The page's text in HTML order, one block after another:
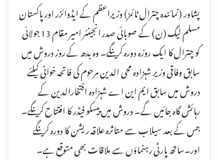
پشاور (نمائندہ چترال ٹائمز) وزیراعظم کے ایڈوائزر اور پاکستان
مسلم لیگ (ن) کے صوبائی صدر انجینئر امیر مقام 13 جولائی
کو چترال کا ایک روزہ دورہ کرینگے۔ وہ بدھ کے روز دروش میں
سابق وفاقی وزیر شہزادہ محی الدین مرحوم کی فاتحہ خوانی کیلئے
دروش میں سابق ایم این اے شہزادہ افتخارالدین کے
رہائش گاہ جائیں گے۔ دروش میں پیسکو فیڈر کا افتتاح کرینگے۔
جس کے بعد سیلاب سے متاثرہ علاقہ ریشن کا دورہ کرینگے
اور۔ساتھ پارٹی رہنماؤں سے ملاقات بھی متوقع ہے۔